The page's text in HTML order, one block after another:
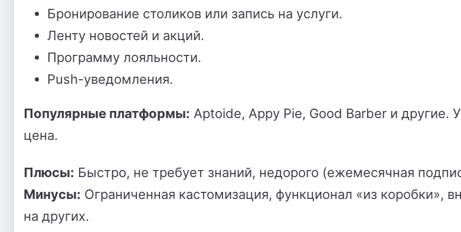
Бронирование столиков или запись на услуги.
Ленту новостей и акций.
Программу лояльности.
Push-уведомления.
Популярные платформы: Aptoide, Appy Pie, Good Barber и другие.
цена.
Плюсы: Быстро, не требует знаний, недорого (ежемесячная
Минусы: Ограниченная кастомизация, функционал «из коробки»,
на других.